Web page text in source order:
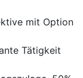
mit Option
Tätigkeit